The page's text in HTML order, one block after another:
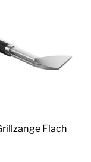
Flach